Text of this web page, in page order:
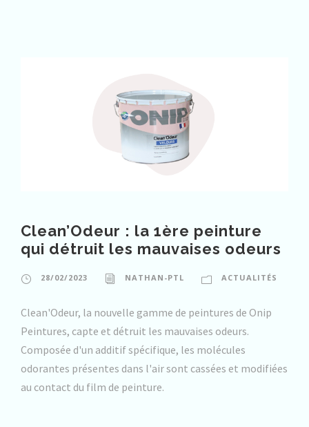
Clean’Odeur : la 1ère peinture
qui détruit les mauvaises odeurs
28/02/2023 NATHAN-PTL ACTUALITÉS
Clean'Odeur, la nouvelle gamme de peintures de Onip
Peintures, capte et détruit les mauvaises odeurs.
Composée d'un additif spécifique, les molécules
odorantes présentes dans l'air sont cassées et modifiées
au contact du film de peinture.